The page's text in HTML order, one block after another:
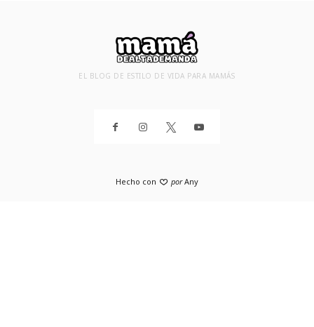
EL BLOG DE ESTILO DE VIDA PARA MAMÁS
Hecho con porAny